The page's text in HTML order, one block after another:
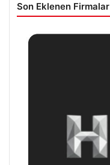
Son Eklenen Firmalar